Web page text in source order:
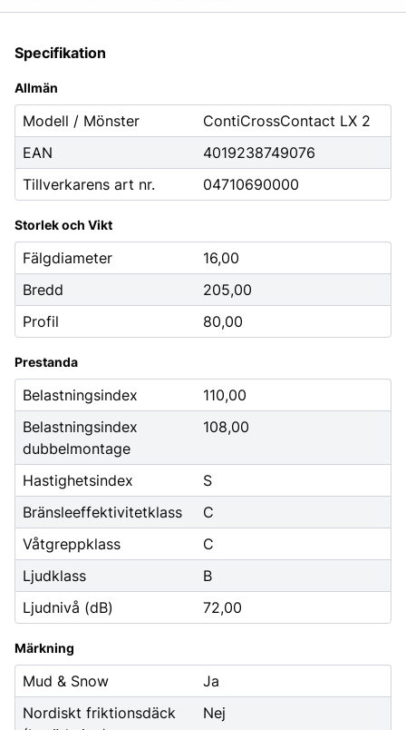
Specifikation
Allmän
Modell / Mönster
ContiCrossContact LX 2
EAN
4019238749076
Tillverkarens art nr.
04710690000
Storlek och Vikt
Fälgdiameter
16,00
Bredd
205,00
Profil
80,00
Prestanda
Belastningsindex
110,00
Belastningsindex
dubbelmontage
108,00
Hastighetsindex
S
Bränsleeffektivitetklass
C
Våtgreppklass
C
Ljudklass
B
Ljudnivå (dB)
72,00
Märkning
Mud & Snow
Ja
Nordiskt friktionsdäck
Nej